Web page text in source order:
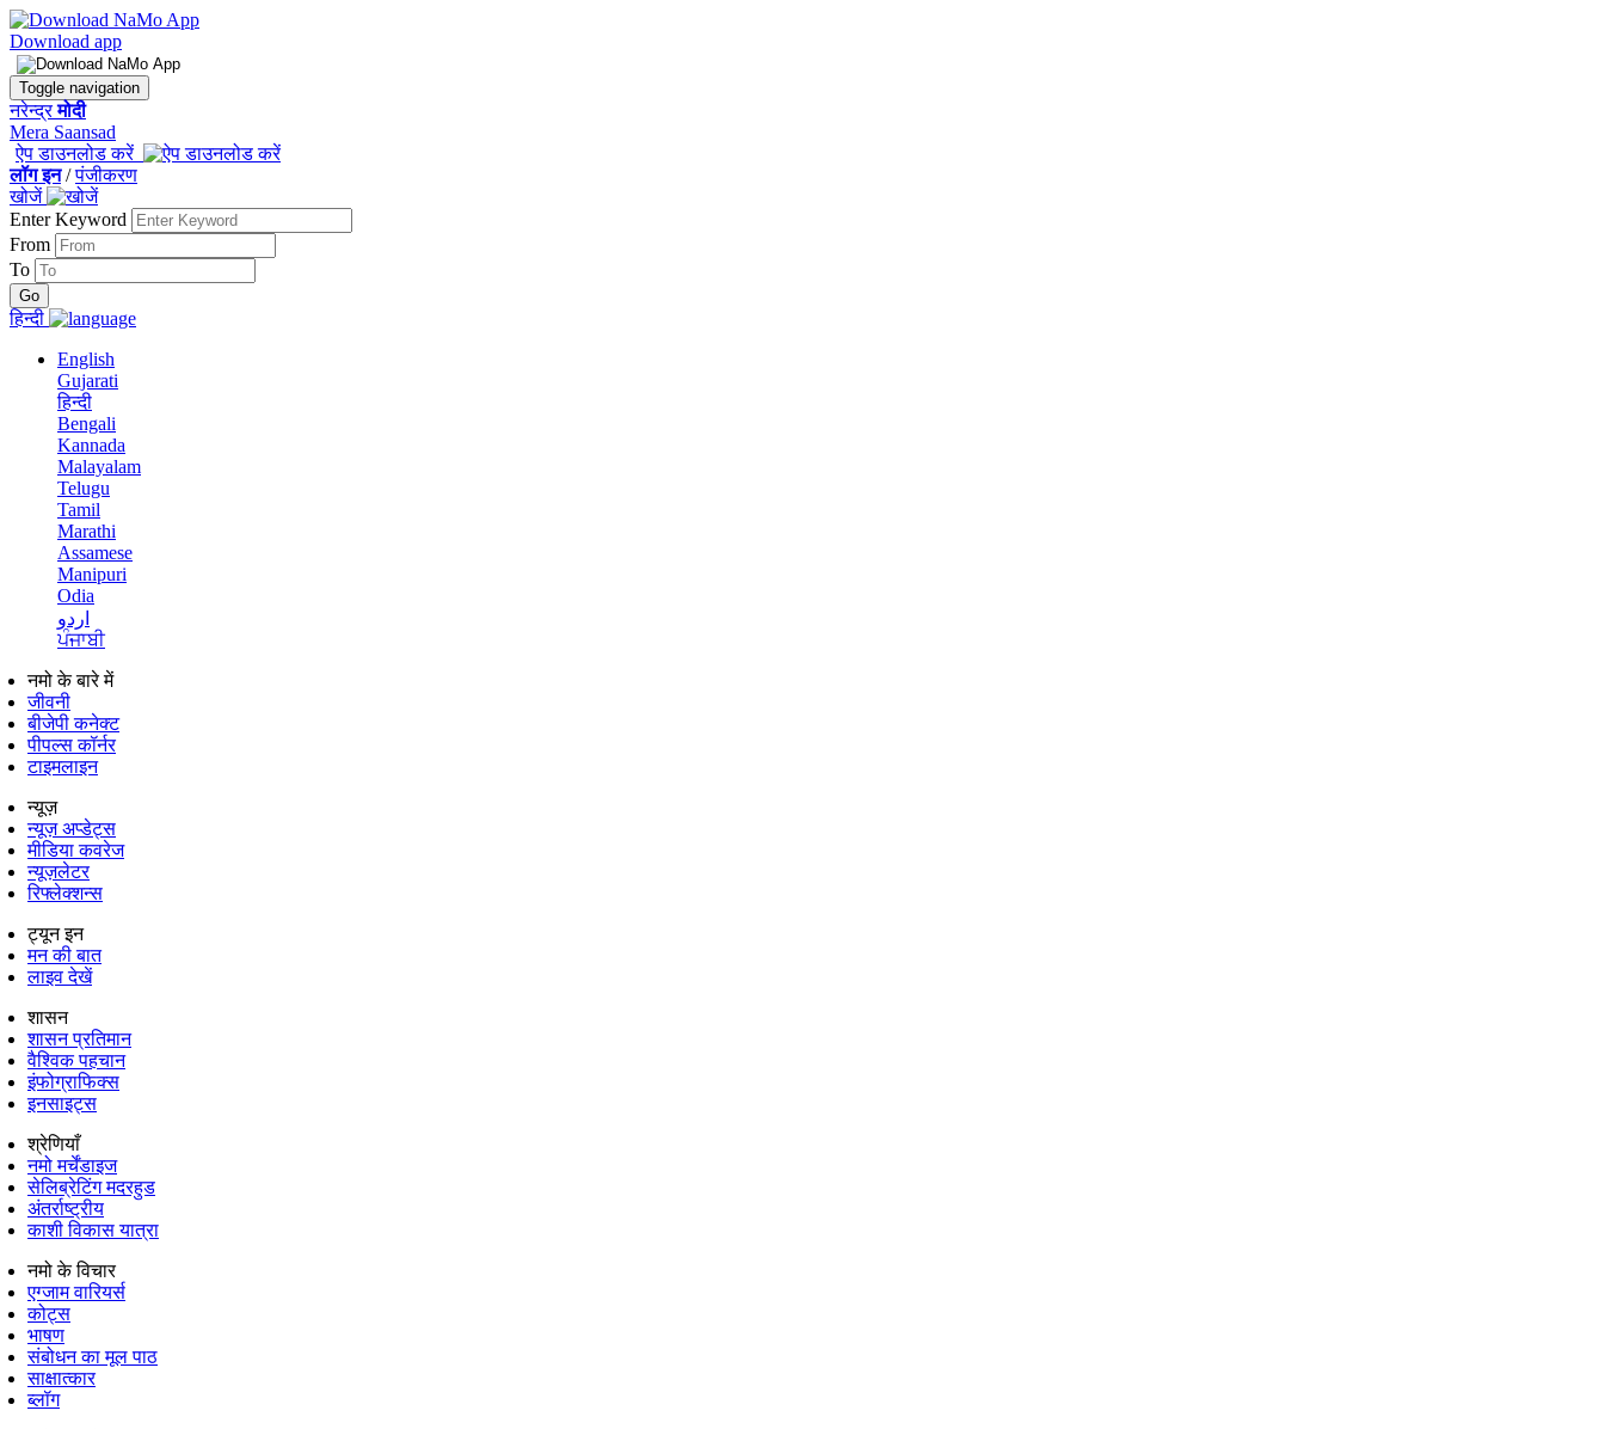
Download app
Toggle navigation
नरेन्द्रमोदी
Mera Saansad
ऐप डाउनलोड करें
लॉग इन/पंजीकरण
खोजें
Enter Keyword
From
To
हिन्दी
English
Gujarati
हिन्दी
Bengali
Kannada
Malayalam
Telugu
Tamil
Marathi
Assamese
Manipuri
Odia
اردو
ਪੰਜਾਬੀ
नमो के बारे में
जीवनी
बीजेपी कनेक्ट
पीपल्स कॉर्नर
टाइमलाइन
न्यूज़
न्यूज़ अप्डेट्स
मीडिया कवरेज
न्यूज़लेटर
रिफ्लेक्शन्स
ट्यून इन
मन की बात
लाइव देखें
शासन
शासन प्रतिमान
वैश्विक पहचान
इंफोग्राफिक्स
इनसाइट्स
श्रेणियाँ
नमो मर्चेंडाइज
सेलिब्रेटिंग मदरहुड
अंतर्राष्‍ट्रीय
काशी विकास यात्रा
नमो के विचार
एग्जाम वारियर्स
कोट्स
भाषण
संबोधन का मूल पाठ
साक्षात्कार
ब्लॉग